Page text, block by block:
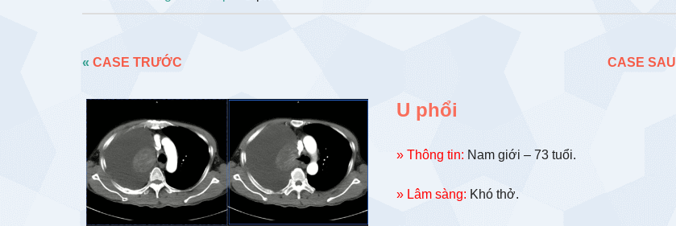
« CASE TRƯỚC CASE SAU
U phổi
» Thông tin: Nam giới – 73 tuổi.
» Lâm sàng: Khó thở.